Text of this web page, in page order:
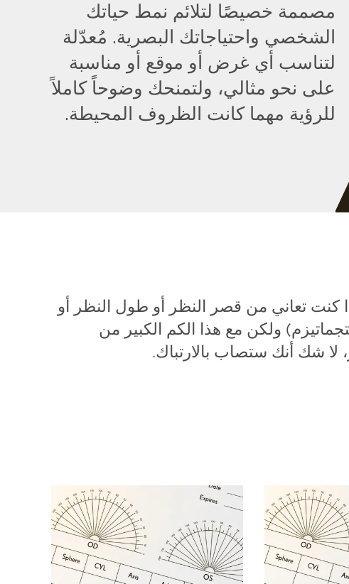
مصممة خصيصًا لتلائم نمط حياتك
الشخصي واحتياجاتك البصرية. مُعدّلة
لتناسب أي غرض أو موقع أو مناسبة
على نحو مثالي، ولتمنحك وضوحاً كاملاً
للرؤية مهما كانت الظروف المحيطة.
كنت تعاني من قصر النظر أو طول النظر أو
ولكن مع هذا الكم الكبير من
لا شك أنك ستصاب بالارتباك.